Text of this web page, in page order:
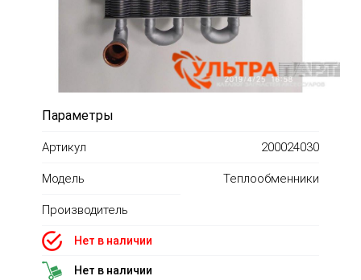
Параметры
Артикул 200024030
Модель Теплообменники
Производитель
Нет в наличии
Нет в наличии